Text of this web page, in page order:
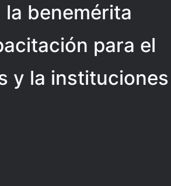
benemérita
para el
y la instituciones